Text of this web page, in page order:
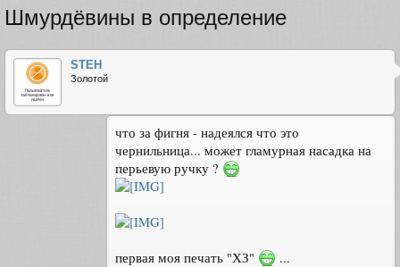
Шмурдёвины в определение
STEH
Золотой
что за фигня - надеялся что это
чернильница... может гламурная насадка на
перьевую ручку ?
первая моя печать "ХЗ" ...